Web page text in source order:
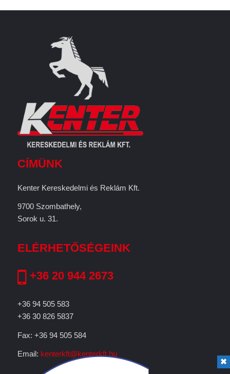
CÍMÜNK
Kenter Kereskedelmi és Reklám Kft.
9700 Szombathely,
Sorok u. 31.
ELÉRHETŐSÉGEINK
+36 20 944 2673
+36 94 505 583
+36 30 826 5837
Fax: +36 94 505 584
Email: kenterkft@kenterkft.hu